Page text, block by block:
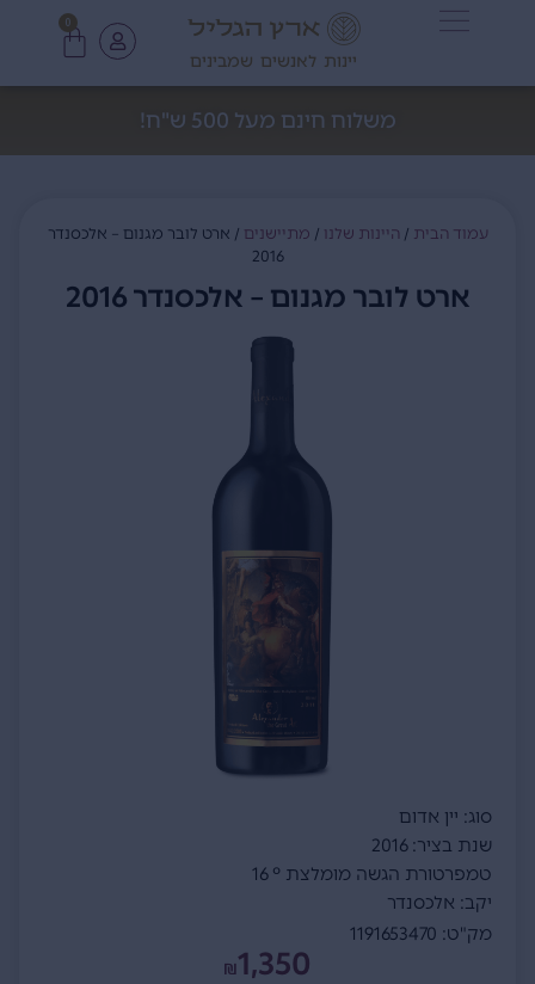
יינות לאנשים שמבינים
0
משלוח חינם מעל 500 ש"ח!
עמוד הבית / היינות שלנו / מתיישנים / ארט לובר מגנום – אלכסנדר
2016
ארט לובר מגנום – אלכסנדר 2016
סוג: יין אדום
שנת בציר: 2016
טמפרטורת הגשה מומלצת ° 16
יקב: אלכסנדר
מק"ט: 1191653470
₪1,350